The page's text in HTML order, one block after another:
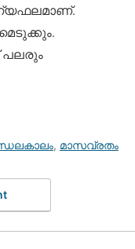
പലരും
, മാസവ്രതം